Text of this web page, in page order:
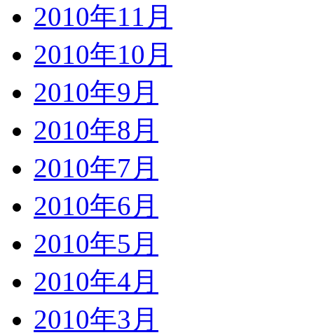
2010年11月
2010年10月
2010年9月
2010年8月
2010年7月
2010年6月
2010年5月
2010年4月
2010年3月